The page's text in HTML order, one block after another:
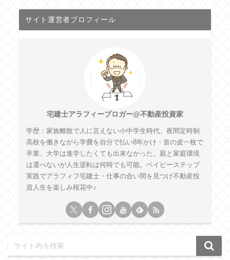
サイト運営者プロフィール
宅建士アラフィーブロガー@不動産投資家
学歴：家族離散で人に言えない小中学生時代、夜間定時制
高校を働きながら学費を自分で払い8年かけ・首の皮一枚で
卒業、大学は進学したくても出来なかった。親と家庭環境
は選べないが人生逆転は何時でも可能。ベイビーステップ
実践でアラフィフ宅建士・仕事の合い間を見つけ不動産投
資人生を楽しみ桜花中♪